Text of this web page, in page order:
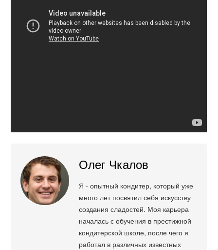
Олег Чкалов
Я - опытный кондитер, который уже
много лет посвятил себя искусству
создания сладостей. Моя карьера
началась с обучения в престижной
кондитерской школе, после чего я
работал в различных известных